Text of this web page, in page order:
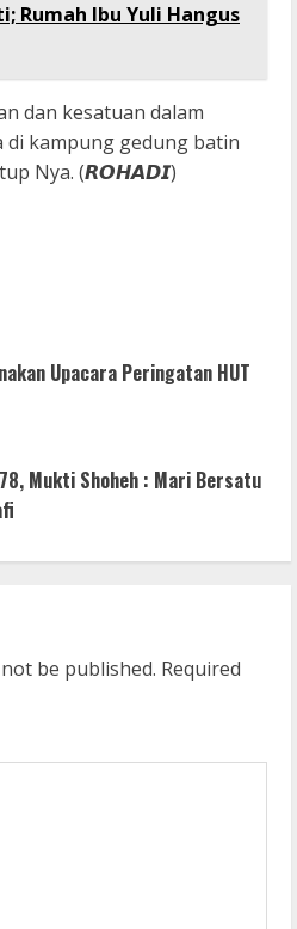
Rumah Ibu Yuli Hangus
dan kesatuan dalam
di kampung gedung batin
Nya. (𝙍𝙊𝙃𝘼𝘿𝙄)
Upacara Peringatan HUT
Mukti Shoheh : Mari Bersatu
be published. Required